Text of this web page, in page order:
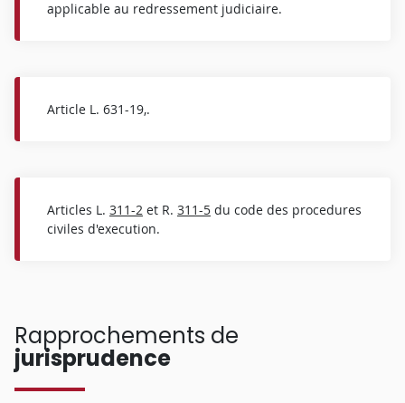
applicable au redressement judiciaire.
Article L. 631-19,.
Articles L. 311-2 et R. 311-5 du code des procedures
civiles d'execution.
Rapprochements de
jurisprudence